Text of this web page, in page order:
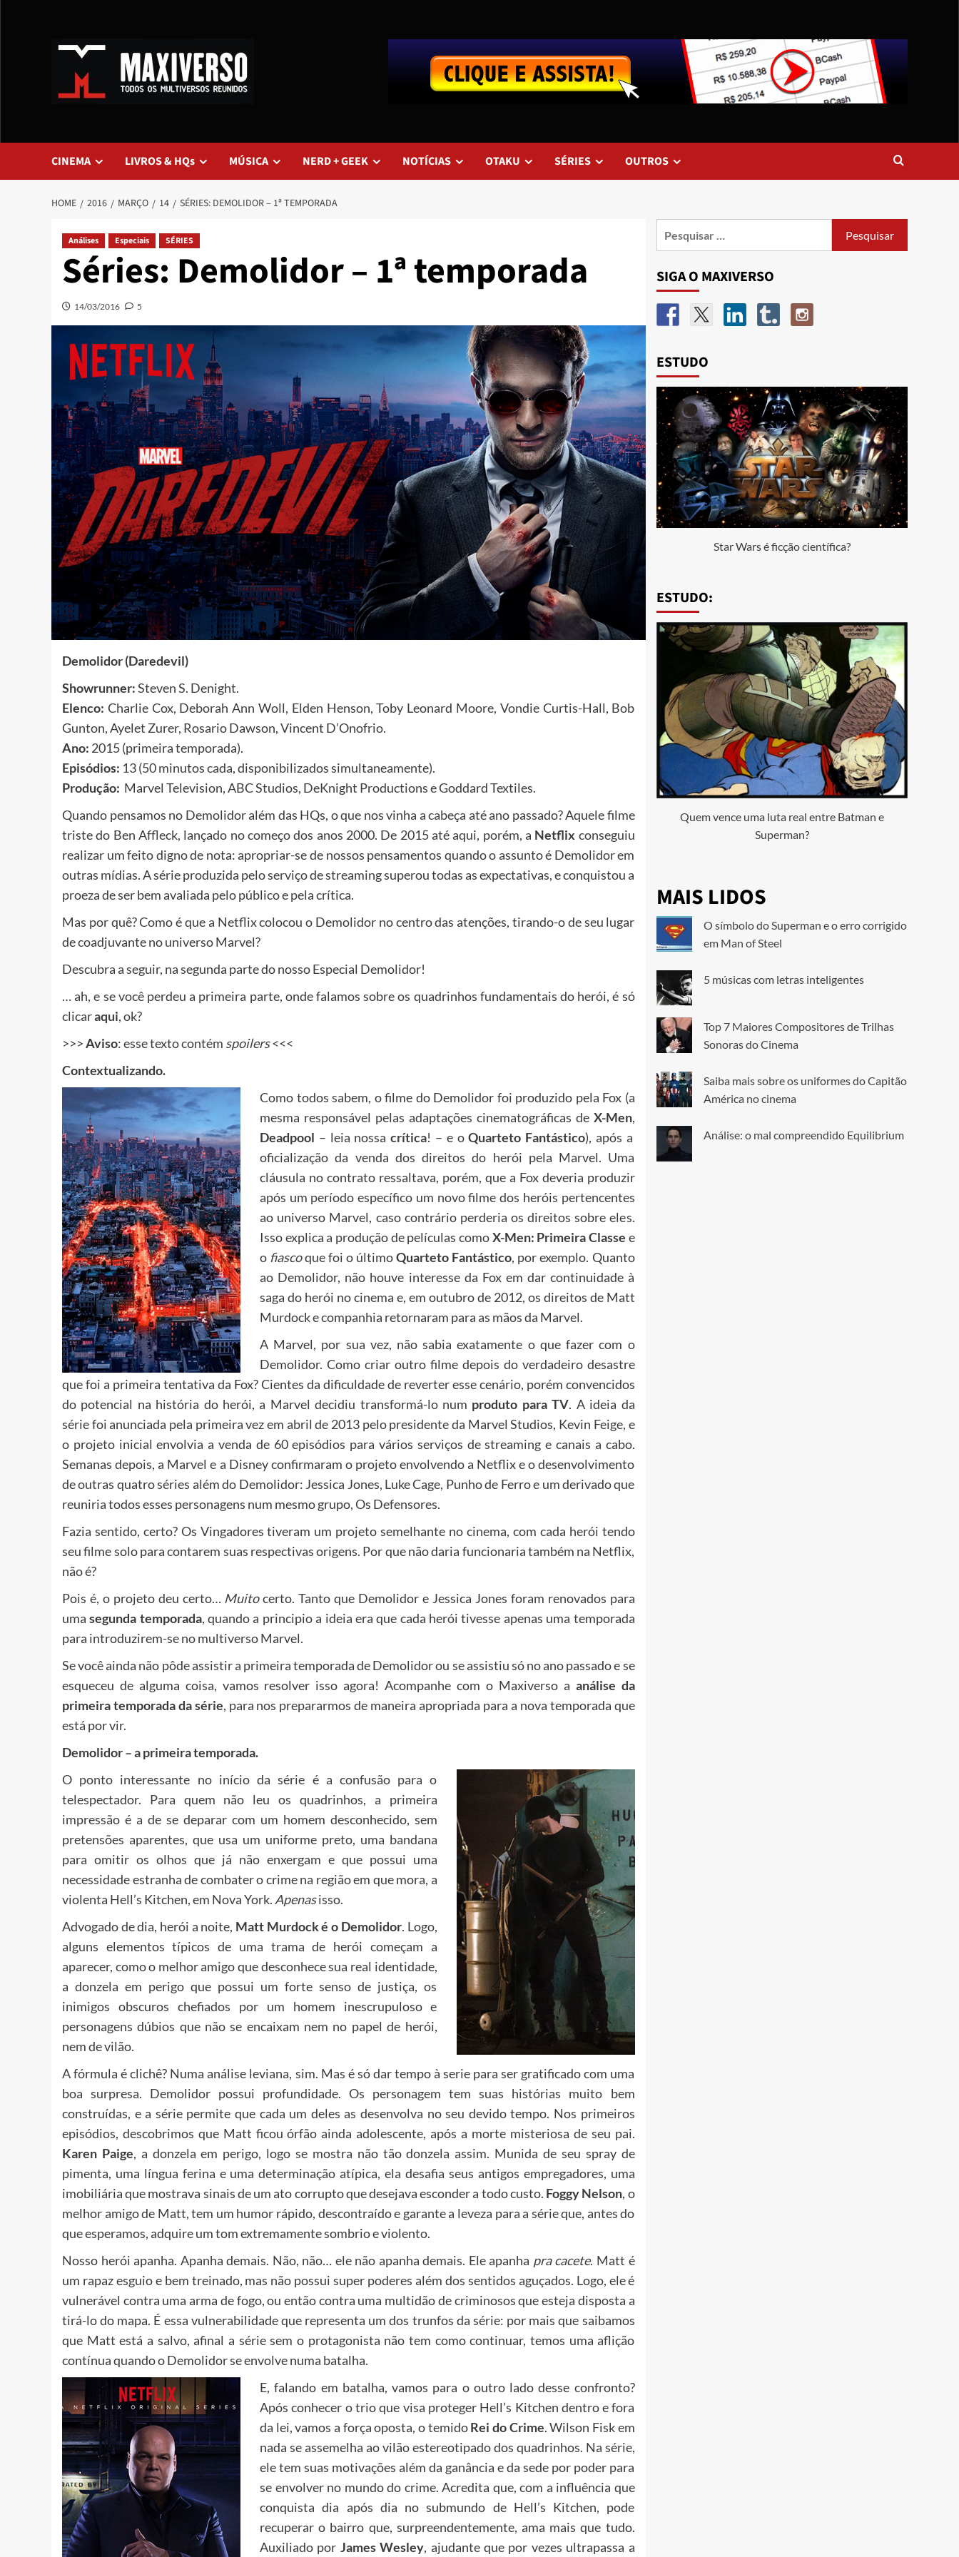
CINEMA LIVROS & HQs MÚSICA NERD + GEEK NOTÍCIAS OTAKU SÉRIES OUTROS
HOME 2016 MARÇO 14 SÉRIES: DEMOLIDOR – 1ª TEMPORADA
Análises Especiais SÉRIES
Séries: Demolidor – 1ª temporada
14/03/2016 5
Demolidor (Daredevil)
Showrunner:Steven S. Denight.
Elenco: Charlie Cox, Deborah Ann Woll, Elden Henson, Toby Leonard Moore, Vondie Curtis-Hall, Bob
Gunton, Ayelet Zurer, Rosario Dawson, Vincent D’Onofrio.
Ano: 2015 (primeira temporada).
Episódios: 13 (50 minutos cada, disponibilizados simultaneamente).
Produção: Marvel Television, ABC Studios, DeKnight Productions e Goddard Textiles.
Quando pensamos no Demolidor além das HQs, o que nos vinha a cabeça até ano passado? Aquele filme
triste do Ben Affleck, lançado no começo dos anos 2000. De 2015 até aqui, porém, a Netflix conseguiu
realizar um feito digno de nota: apropriar-se de nossos pensamentos quando o assunto é Demolidor em
outras mídias. A série produzida pelo serviço de streaming superou todas as expectativas, e conquistou a
proeza de ser bem avaliada pelo público e pela crítica.
Mas por quê? Como é que a Netflix colocou o Demolidor no centro das atenções, tirando-o de seu lugar
de coadjuvante no universo Marvel?
Descubra a seguir, na segunda parte do nosso Especial Demolidor!
… ah, e se você perdeu a primeira parte, onde falamos sobre os quadrinhos fundamentais do herói, é só
clicaraqui, ok?
>>>Aviso: esse texto contém spoilers<<<
Contextualizando.
Como todos sabem, o filme do Demolidor foi produzido pela Fox (a
mesma responsável pelas adaptações cinematográficas de X-Men,
Deadpool – leia nossacrítica! – e oQuarteto Fantástico), após a
oficialização da venda dos direitos do herói pela Marvel. Uma
cláusula no contrato ressaltava, porém, que a Fox deveria produzir
após um período específico um novo filme dos heróis pertencentes
ao universo Marvel, caso contrário perderia os direitos sobre eles.
Isso explica a produção de películas comoX-Men: Primeira Classe e
o fiascoque foi o últimoQuarteto Fantástico, por exemplo. Quanto
ao Demolidor, não houve interesse da Fox em dar continuidade à
saga do herói no cinema e, em outubro de 2012, os direitos de Matt
Murdock e companhia retornaram para as mãos da Marvel.
A Marvel, por sua vez, não sabia exatamente o que fazer com o
Demolidor. Como criar outro filme depois do verdadeiro desastre
que foi a primeira tentativa da Fox? Cientes da dificuldade de reverter esse cenário, porém convencidos
do potencial na história do herói, a Marvel decidiu transformá-lo num produto para TV. A ideia da
série foi anunciada pela primeira vez em abril de 2013 pelo presidente da Marvel Studios, Kevin Feige, e
o projeto inicial envolvia a venda de 60 episódios para vários serviços de streaming e canais a cabo.
Semanas depois, a Marvel e a Disney confirmaram o projeto envolvendo a Netflix e o desenvolvimento
de outras quatro séries além do Demolidor: Jessica Jones, Luke Cage, Punho de Ferro e um derivado que
reuniria todos esses personagens num mesmo grupo, Os Defensores.
Fazia sentido, certo? Os Vingadores tiveram um projeto semelhante no cinema, com cada herói tendo
seu filme solo para contarem suas respectivas origens. Por que não daria funcionaria também na Netflix,
não é?
Pois é, o projeto deu certo… Muitocerto. Tanto que Demolidor e Jessica Jones foram renovados para
umasegunda temporada, quando a principio a ideia era que cada herói tivesse apenas uma temporada
para introduzirem-se no multiverso Marvel.
Se você ainda não pôde assistir a primeira temporada de Demolidor ou se assistiu só no ano passado e se
esqueceu de alguma coisa, vamos resolver isso agora! Acompanhe com o Maxiverso a análise da
primeira temporada da série, para nos prepararmos de maneira apropriada para a nova temporada que
está por vir.
Demolidor – a primeira temporada.
O ponto interessante no início da série é a confusão para o
telespectador. Para quem não leu os quadrinhos, a primeira
impressão é a de se deparar com um homem desconhecido, sem
pretensões aparentes, que usa um uniforme preto, uma bandana
para omitir os olhos que já não enxergam e que possui uma
necessidade estranha de combater o crime na região em que mora, a
violenta Hell’s Kitchen, em Nova York. Apenasisso.
Advogado de dia, herói a noite, Matt Murdock é o Demolidor. Logo,
alguns elementos típicos de uma trama de herói começam a
aparecer, como o melhor amigo que desconhece sua real identidade,
a donzela em perigo que possui um forte senso de justiça, os
inimigos obscuros chefiados por um homem inescrupuloso e
personagens dúbios que não se encaixam nem no papel de herói,
nem de vilão.
A fórmula é clichê? Numa análise leviana, sim. Mas é só dar tempo à serie para ser gratificado com uma
boa surpresa. Demolidor possui profundidade. Os personagem tem suas histórias muito bem
construídas, e a série permite que cada um deles as desenvolva no seu devido tempo. Nos primeiros
episódios, descobrimos que Matt ficou órfão ainda adolescente, após a morte misteriosa de seu pai.
Karen Paige, a donzela em perigo, logo se mostra não tão donzela assim. Munida de seu spray de
pimenta, uma língua ferina e uma determinação atípica, ela desafia seus antigos empregadores, uma
imobiliária que mostrava sinais de um ato corrupto que desejava esconder a todo custo. Foggy Nelson, o
melhor amigo de Matt, tem um humor rápido, descontraído e garante a leveza para a série que, antes do
que esperamos, adquire um tom extremamente sombrio e violento.
Nosso herói apanha. Apanha demais. Não, não… ele não apanha demais. Ele apanha pra cacete. Matt é
um rapaz esguio e bem treinado, mas não possui super poderes além dos sentidos aguçados. Logo, ele é
vulnerável contra uma arma de fogo, ou então contra uma multidão de criminosos que esteja disposta a
tirá-lo do mapa. É essa vulnerabilidade que representa um dos trunfos da série: por mais que saibamos
que Matt está a salvo, afinal a série sem o protagonista não tem como continuar, temos uma aflição
contínua quando o Demolidor se envolve numa batalha.
E, falando em batalha, vamos para o outro lado desse confronto?
Após conhecer o trio que visa proteger Hell’s Kitchen dentro e fora
da lei, vamos a força oposta, o temidoRei do Crime. Wilson Fisk em
nada se assemelha ao vilão estereotipado dos quadrinhos. Na série,
ele tem suas motivações além da ganância e da sede por poder para
se envolver no mundo do crime. Acredita que, com a influência que
conquista dia após dia no submundo de Hell’s Kitchen, pode
recuperar o bairro que, surpreendentemente, ama mais que tudo.
Auxiliado por James Wesley, ajudante que por vezes ultrapassa a
SIGA O MAXIVERSO
ESTUDO
Star Wars é ficção científica?
ESTUDO:
Quem vence uma luta real entre Batman e
Superman?
MAIS LIDOS
O símbolo do Superman e o erro corrigido
em Man of Steel
5 músicas com letras inteligentes
Top 7 Maiores Compositores de Trilhas
Sonoras do Cinema
Saiba mais sobre os uniformes do Capitão
América no cinema
Análise: o mal compreendido Equilibrium